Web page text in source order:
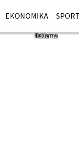
EKONOMIKA SPORT